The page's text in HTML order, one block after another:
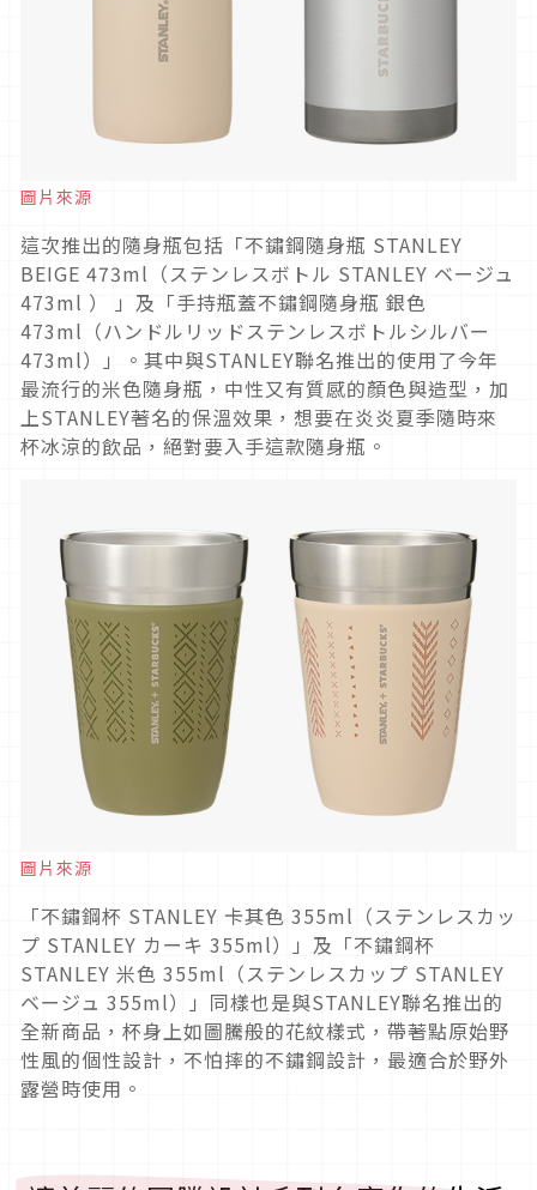
圖片來源
這次推出的隨身瓶包括「不鏽鋼隨身瓶 STANLEY
BEIGE 473ml（ステンレスボトル STANLEY ベージュ
473ml ） 」及「手持瓶蓋不鏽鋼隨身瓶 銀色
473ml（ハンドルリッドステンレスボトルシルバー
473ml）」。其中與STANLEY聯名推出的使用了今年
最流行的米色隨身瓶，中性又有質感的顏色與造型，加
上STANLEY著名的保溫效果，想要在炎炎夏季隨時來
杯冰涼的飲品，絕對要入手這款隨身瓶。
圖片來源
「不鏽鋼杯 STANLEY 卡其色 355ml（ステンレスカッ
プ STANLEY カーキ 355ml）」及「不鏽鋼杯
STANLEY 米色 355ml（ステンレスカップ STANLEY
ベージュ 355ml）」同樣也是與STANLEY聯名推出的
全新商品，杯身上如圖騰般的花紋樣式，帶著點原始野
性風的個性設計，不怕摔的不鏽鋼設計，最適合於野外
露營時使用。